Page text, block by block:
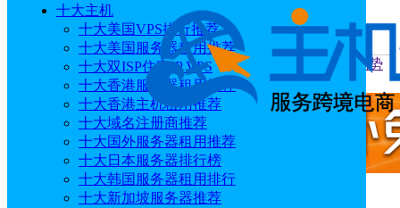
十大主机
十大美国VPS排行推荐
十大美国服务器租用推荐
十大双ISP住宅IP VPS
十大香港服务器租用推荐
十大香港主机租用推荐
十大域名注册商推荐
十大国外服务器租用推荐
十大日本服务器排行榜
十大韩国服务器租用排行
十大新加坡服务器推荐
当前位置：首页 主机 UCloud AstraFlow星图大模型平台优势
及使用教程